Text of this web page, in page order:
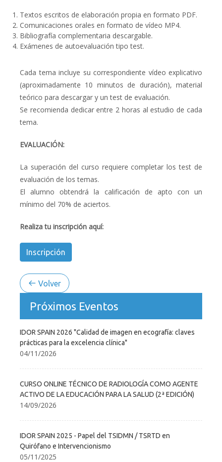
Textos escritos de elaboración propia en formato PDF.
Comunicaciones orales en formato de vídeo MP4.
Bibliografía complementaria descargable.
Exámenes de autoevaluación tipo test.
Cada tema incluye su correspondiente vídeo explicativo
(aproximadamente 10 minutos de duración), material
teórico para descargar y un test de evaluación.
Se recomienda dedicar entre 2 horas al estudio de cada
tema.
EVALUACIÓN:
La superación del curso requiere completar los test de
evaluación de los temas.
El alumno obtendrá la calificación de apto con un
mínimo del 70% de aciertos.
Realiza tu inscripción aquí:
Inscripción
Volver
Próximos Eventos
IDOR SPAIN 2026 "Calidad de imagen en ecografía: claves
prácticas para la excelencia clínica"
04/11/2026
CURSO ONLINE TÉCNICO DE RADIOLOGÍA COMO AGENTE
ACTIVO DE LA EDUCACIÓN PARA LA SALUD (2ª EDICIÓN)
14/09/2026
IDOR SPAIN 2025 - Papel del TSIDMN / TSRTD en
Quirófano e Intervencionismo
05/11/2025